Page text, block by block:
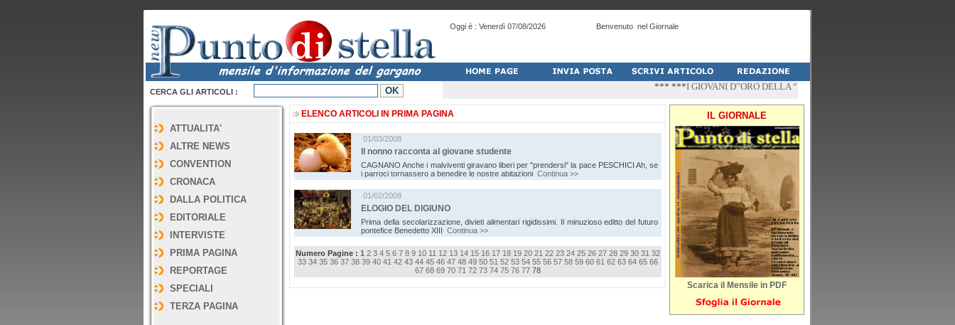
Oggi è : Venerdì 07/08/2026 Benvenuto nel Giornale
CERCA GLI ARTICOLI : *** ***I GIOVANI D”ORO DELLA “PALESTRA-DO” DI PESCHICI
ATTUALITA'
ALTRE NEWS
CONVENTION
CRONACA
DALLA POLITICA
EDITORIALE
INTERVISTE
PRIMA PAGINA
REPORTAGE
SPECIALI
TERZA PAGINA
ELENCO ARTICOLI IN PRIMA PAGINA
01/03/2008
Il nonno racconta al giovane studente
CAGNANO Anche i malviventi giravano liberi per "prendersi" la pace PESCHICI Ah, se
i parroci tornassero a benedire le nostre abitazioni Continua >>
01/02/2008
ELOGIO DEL DIGIUNO
Prima della secolarizzazione, divieti alimentari rigidissimi. Il minuzioso editto del futuro
pontefice Benedetto XIII Continua >>
Numero Pagine : 1 2 3 4 5 6 7 8 9 10 11 12 13 14 15 16 17 18 19 20 21 22 23 24 25 26 27 28 29 30 31 32
33 34 35 36 37 38 39 40 41 42 43 44 45 46 47 48 49 50 51 52 53 54 55 56 57 58 59 60 61 62 63 64 65 66
67 68 69 70 71 72 73 74 75 76 7778
IL GIORNALE
Scarica il Mensile in PDF